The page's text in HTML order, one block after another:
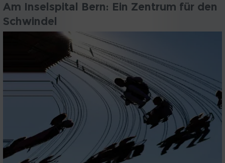
Am Inselspital Bern: Ein Zentrum für den
Schwindel